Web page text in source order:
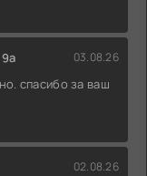
03.08.26
спасибо за ваш
02.08.26